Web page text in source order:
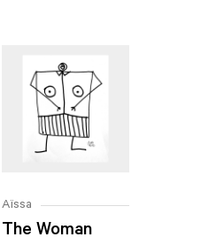
Aïssa
The Woman